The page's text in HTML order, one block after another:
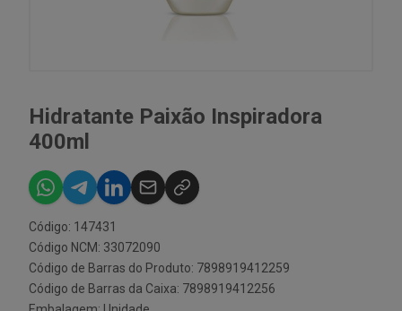
Hidratante Paixão Inspiradora
400ml
Código: 147431
Código NCM: 33072090
Código de Barras do Produto: 7898919412259
Código de Barras da Caixa: 7898919412256